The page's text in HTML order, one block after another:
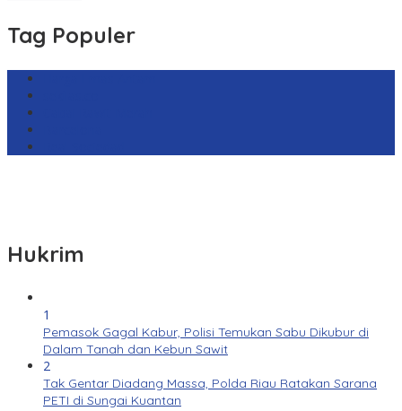
Tag Populer
Hukrim
1
Pemasok Gagal Kabur, Polisi Temukan Sabu Dikubur di
Dalam Tanah dan Kebun Sawit
2
Tak Gentar Diadang Massa, Polda Riau Ratakan Sarana
PETI di Sungai Kuantan